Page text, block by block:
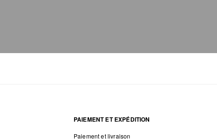
PAIEMENT ET EXPÉDITION
Paiement et livraison